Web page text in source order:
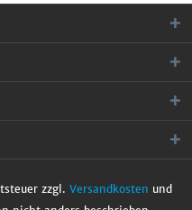
zzgl. Versandkosten und